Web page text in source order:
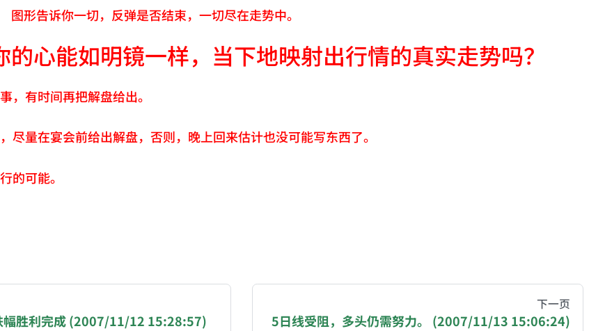
图形告诉你一切，反弹是否结束，一切尽在走势中。
的心能如明镜一样，当下地映射出行情的真实走势吗？
，有时间再把解盘给出。
尽量在宴会前给出解盘，否则，晚上回来估计也没可能写东西了。
的可能。
page from chzhshch.blog, a free, open-access archive of all original writings by the Chinese blogger
幅胜利完成 (2007/11/12 15:28:57)
下一页
5日线受阻，多头仍需努力。 (2007/11/13 15:06:24)